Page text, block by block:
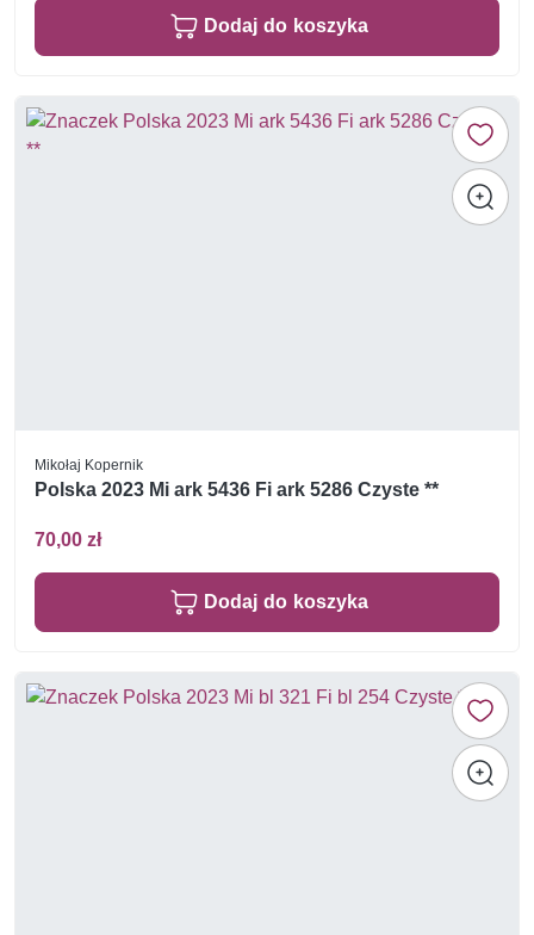
Dodaj do koszyka
Mikołaj Kopernik
Polska 2023 Mi ark 5436 Fi ark 5286 Czyste **
70,00 zł
Dodaj do koszyka